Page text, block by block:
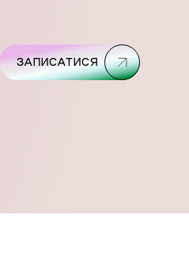
ЗАПИСАТИСЯ